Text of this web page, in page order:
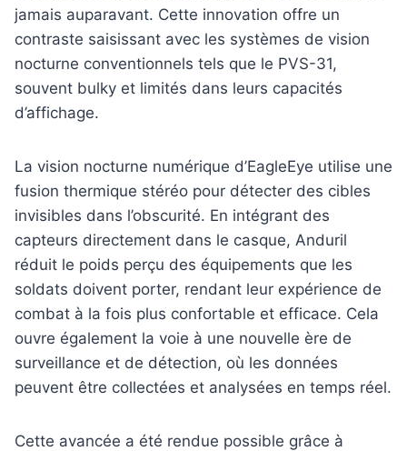
jamais auparavant. Cette innovation offre un
contraste saisissant avec les systèmes de vision
nocturne conventionnels tels que le PVS-31,
souvent bulky et limités dans leurs capacités
d’affichage.
La vision nocturne numérique d’EagleEye utilise une
fusion thermique stéréo pour détecter des cibles
invisibles dans l’obscurité. En intégrant des
capteurs directement dans le casque, Anduril
réduit le poids perçu des équipements que les
soldats doivent porter, rendant leur expérience de
combat à la fois plus confortable et efficace. Cela
ouvre également la voie à une nouvelle ère de
surveillance et de détection, où les données
peuvent être collectées et analysées en temps réel.
Cette avancée a été rendue possible grâce à